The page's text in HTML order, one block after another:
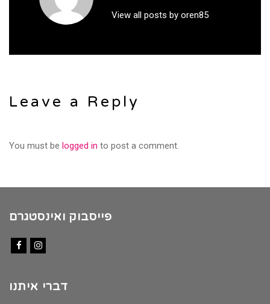
View all posts by oren85
Leave a Reply
You must be logged in to post a comment.
פייסבוק ואינסטגרם
דברי איתנו